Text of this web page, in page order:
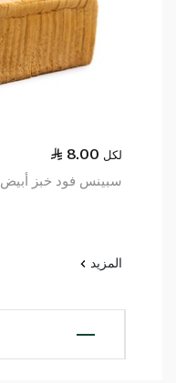
8.00 لكل
سبينس فود خبز أبيض 700غ
المزيد